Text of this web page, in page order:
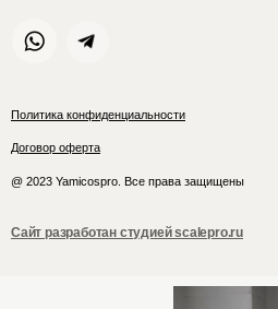
Политика конфиденциальности
Договор оферта
@ 2023 Yamicospro. Все права защищены
Сайт разработан студией scalepro.ru